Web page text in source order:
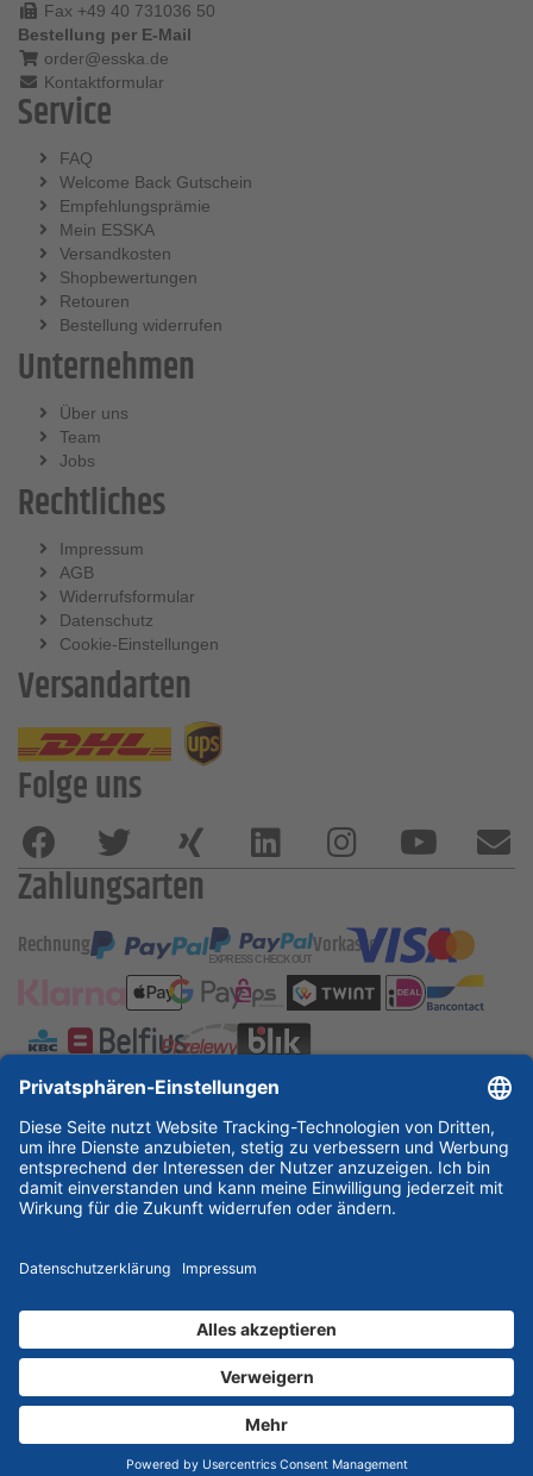
Fax +49 40 731036 50
Bestellung per E-Mail
order@esska.de
Kontaktformular
Service
FAQ
Welcome Back Gutschein
Empfehlungsprämie
Mein ESSKA
Versandkosten
Shopbewertungen
Retouren
Bestellung widerrufen
Unternehmen
Über uns
Team
Jobs
Rechtliches
Impressum
AGB
Widerrufsformular
Datenschutz
Cookie-Einstellungen
Versandarten
Folge uns
Zahlungsarten
Rechnung Vorkasse
ESSKA International
new
new new
© 2026 ESSKA.de GmbH. Alle Rechte vorbehalten.